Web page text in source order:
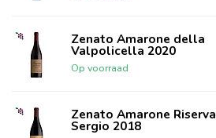
Zenato Amarone della
Valpolicella 2020
Op voorraad
Zenato Amarone Riserva
Sergio 2018